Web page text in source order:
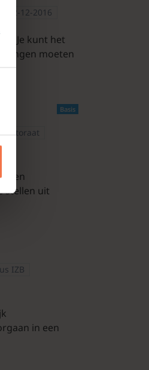
02-12-2016
Je kunt het
moeten
Basis
een
stellen uit
IZB
in een